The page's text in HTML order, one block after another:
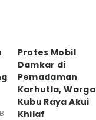
Protes Mobil
Damkar di
Pemadaman
Karhutla, Warga
Kubu Raya Akui
Khilaf